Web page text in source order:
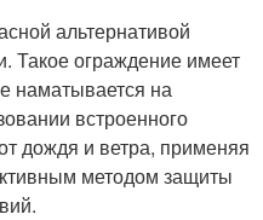
альтернативой
Такое ограждение имеет
наматывается на
встроенного
дождя и ветра, применяя
методом защиты